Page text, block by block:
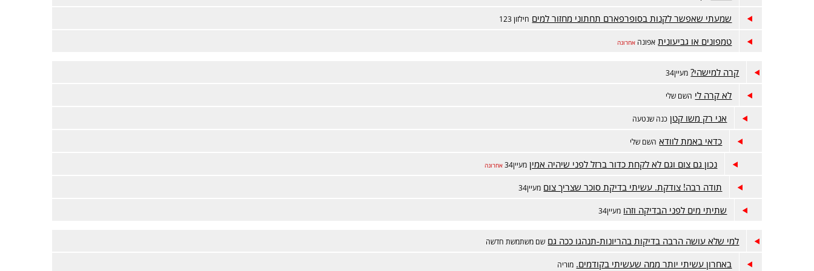
שמעתי שאפשר לקנות בסופרפארם תחתוני מחזור למים חילזון 123
טמפונים או גביעונית אפונה אחרונה
קרה למישהי? מעיין34
לא קרה לי השם שלי
אני רק משו קטן כנה שנטעה
כדאי באמת לוודא השם שלי
נכון גם צום וגם לא לקחת כדור ברזל לפני שיהיה אמין מעיין34 אחרונה
תודה רבה! צודקת. עשיתי בדיקת סוכר שצריך צום מעיין34
שתיתי מים לפני הבדיקה וזהו מעיין34
למי שלא עושה הרבה בדיקות בהריונות-תנהגו ככה גם שם משתמשת חדשה
באחרון עשיתי יותר ממה שעשיתי בקודמים. מוריה